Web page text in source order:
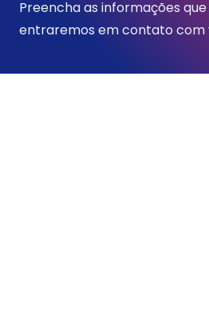
Preencha as informações
entraremos em contato com